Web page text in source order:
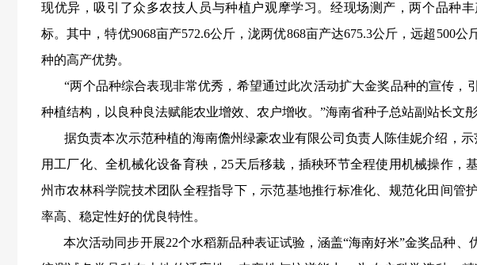
现优异，吸引了众多农技人员与种植户观摩学习。经现场测产，两个品种
标。其中，特优9068亩产572.6公斤，泷两优868亩产达675.3公斤，远超500
种的高产优势。
“两个品种综合表现非常优秀，希望通过此次活动扩大金奖品种的宣传，
种植结构，以良种良法赋能农业增效、农户增收。”海南省种子总站副站长文彤
据负责本次示范种植的海南儋州绿豪农业有限公司负责人陈佳妮介绍，示
用工厂化、全机械化设备育秧，25天后移栽，插秧环节全程使用机械操作，
州市农林科学院技术团队全程指导下，示范基地推行标准化、规范化田间管
率高、稳定性好的优良特性。
本次活动同步开展22个水稻新品种表证试验，涵盖“海南好米”金奖品种、